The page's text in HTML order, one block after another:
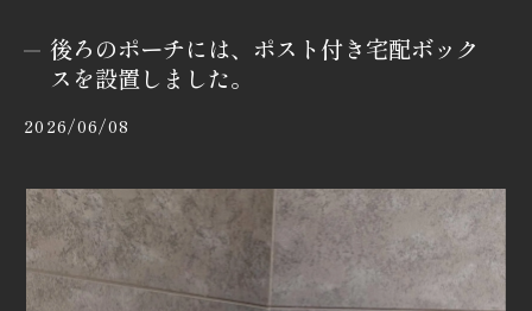
後ろのポーチには、ポスト付き宅配ボック
スを設置しました。
2026/06/08